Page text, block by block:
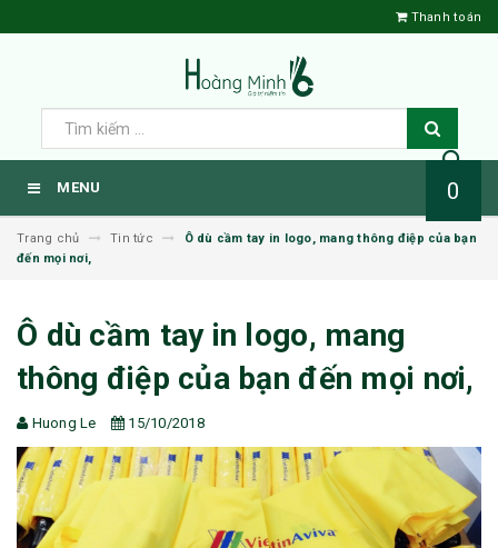
Thanh toán
MENU 0
Trang chủ Tin tức
Ô dù cầm tay in logo, mang thông điệp của bạn
đến mọi nơi,
Ô dù cầm tay in logo, mang
thông điệp của bạn đến mọi nơi,
Huong Le 15/10/2018